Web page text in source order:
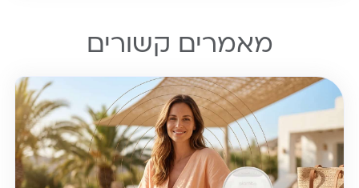
מאמרים קשורים